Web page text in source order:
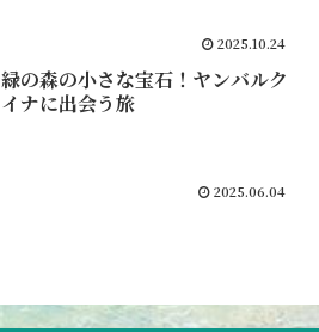
2025.10.24
緑の森の小さな宝石！ヤンバルク
イナに出会う旅
2025.06.04